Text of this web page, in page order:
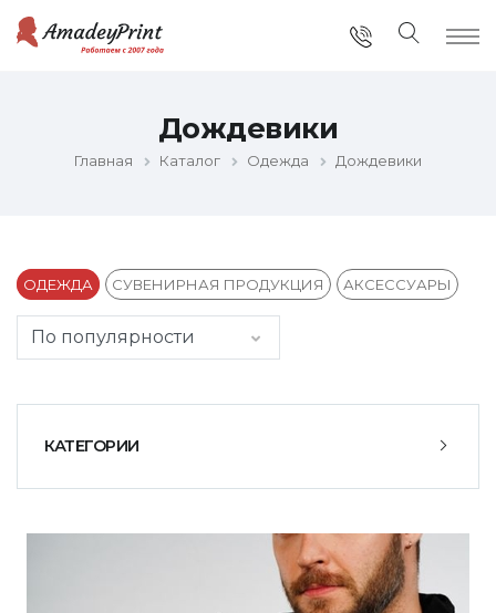
Дождевики
Главная Каталог Одежда Дождевики
ОДЕЖДА СУВЕНИРНАЯ ПРОДУКЦИЯ АКСЕССУАРЫ
КАТЕГОРИИ